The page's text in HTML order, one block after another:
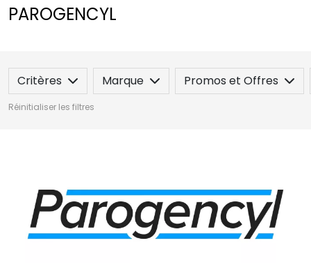
PAROGENCYL
Critères Marque Promos et Offres
Réinitialiser les filtres